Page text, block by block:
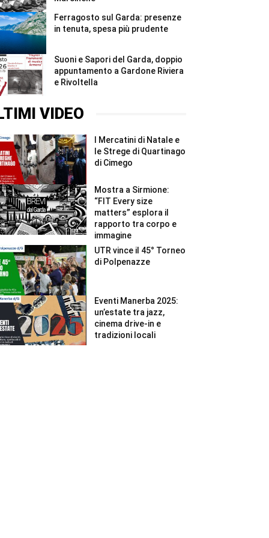
Ferragosto sul Garda: presenze
in tenuta, spesa più prudente
Suoni e Sapori del Garda, doppio
appuntamento a Gardone Riviera
e Rivoltella
VIDEO
I Mercatini di Natale e
le Strege di Quartinago
di Cimego
Mostra a Sirmione:
“FIT Every size
matters” esplora il
rapporto tra corpo e
immagine
UTR vince il 45° Torneo
di Polpenazze
Eventi Manerba 2025:
un’estate tra jazz,
cinema drive-in e
tradizioni locali